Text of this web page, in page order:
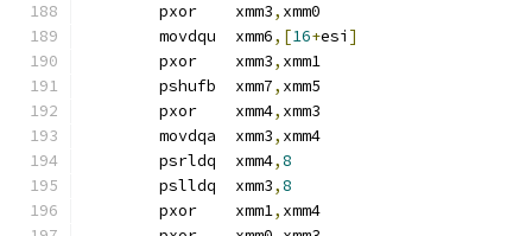
	pxor	xmm3
, xmm0
	movdqu	xmm6
,[16+esi ]
	pxor	xmm3
, xmm1
	pshufb	xmm7
, xmm5
	pxor	xmm4
, xmm3
	movdqa	xmm3
, xmm4
	psrldq	xmm4
,8
	pslldq	xmm3
,8
	pxor	xmm1
, xmm4